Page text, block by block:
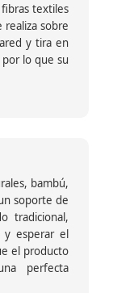
textiles
realiza sobre
y tira en
lo que su
bambú,
soporte de
tradicional,
y esperar el
el producto
perfecta